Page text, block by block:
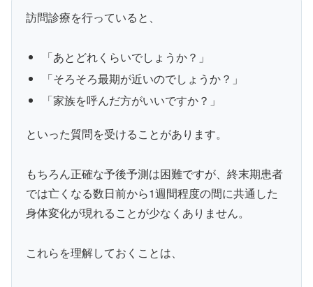
訪問診療を行っていると、
「あとどれくらいでしょうか？」
「そろそろ最期が近いのでしょうか？」
「家族を呼んだ方がいいですか？」
といった質問を受けることがあります。
もちろん正確な予後予測は困難ですが、終末期患者
では亡くなる数日前から1週間程度の間に共通した
身体変化が現れることが少なくありません。
これらを理解しておくことは、